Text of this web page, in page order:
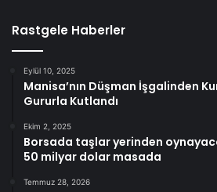
Rastgele Haberler
Eylül 10, 2025
Manisa’nın Düşman İşgalinden
Gururla Kutlandı
Ekim 2, 2025
Borsada taşlar yerinden
50 milyar dolar masada
Temmuz 28, 2026